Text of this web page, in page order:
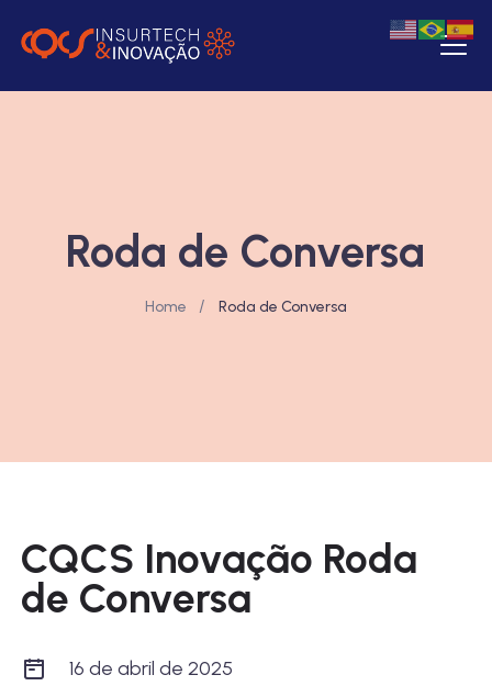
Roda de Conversa
Home / Roda de Conversa
CQCS Inovação Roda
de Conversa
16 de abril de 2025